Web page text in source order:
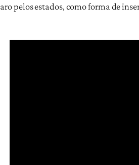
pelos estados, como forma de